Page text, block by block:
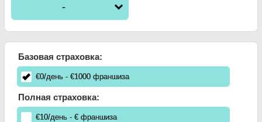
-
Базовая страховка:
€0/день - €1000франшиза
Полная страховка:
€10/день - €франшиза